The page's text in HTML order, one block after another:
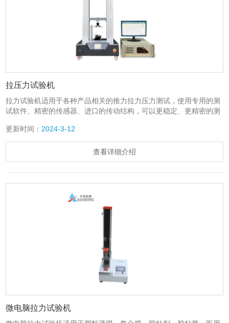
拉压力试验机
拉力试验机适用于各种产品相关的推力拉力压力测试，使用专用的测
试软件、精密的传感器、进口的传动结构，可以更稳定、更精密的测
料、医药、食品、木材、铜材、铝材、塑料型材、电线电缆、纸张、
薄膜、橡胶、纺织、航空航天等行业进行拉伸性能指标的测试，主要
测试其拉伸、撕裂、剥离、抗压、弯曲、抗剪切、三点抗折等各项测
试功能。现产品销往全国各地，是相关生产制造企业、大专院校、科
研单位、技术监督部门的理想测试设备。
更新时间： 2024-3-12
查看详细介绍
微电脑拉力试验机